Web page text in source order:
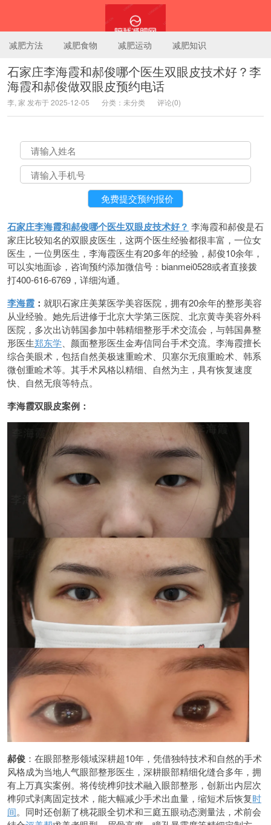
陪我减肥网
减肥方法 减肥食物 减肥运动 减肥知识
石家庄李海霞和郝俊哪个医生双眼皮技术好？李
海霞和郝俊做双眼皮预约电话
李, 家 发布于 2025-12-05 分类：未分类 评论(0)
石家庄李海霞和郝俊哪个医生双眼皮技术好？ 李海霞和郝俊是石
家庄比较知名的双眼皮医生，这两个医生经验都很丰富，一位女
医生，一位男医生，李海霞医生有20多年的经验，郝俊10余年，
可以实地面诊，咨询预约添加微信号：bianmei0528或者直接拨
打400-616-6769，详细沟通。
李海霞 ： 就职石家庄美莱医学美容医院，拥有20余年的整形美容
从业经验。她先后进修于北京大学第三医院、北京黄寺美容外科
医院，多次出访韩国参加中韩精细整形手术交流会，与韩国鼻整
形医生郑东学 、颜面整形医生金寿信同台手术交流。李海霞擅长
综合美眼术，包括自然美极速重睑术、贝塞尔无痕重睑术、韩系
微创重睑术等。其手术风格以精细、自然为主，具有恢复速度
快、自然无痕等特点。
李海霞双眼皮案例：
郝俊 ：在眼部整形领域深耕超10年，凭借独特技术和自然的手术
风格成为当地人气眼部整形医生，深耕眼部精细化缝合多年，拥
有上万真实案例。将传统榫卯技术融入眼部整形，创新出内层次
榫卯式剥离固定技术，能大幅减少手术出血量，缩短术后恢复时
间。同时还创新了桃花眼全切术和三庭五眼动态测量法，术前会